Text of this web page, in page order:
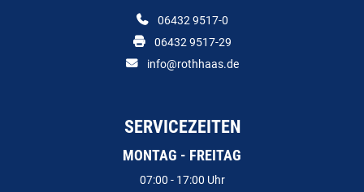
06432 9517-0
06432 9517-29
info@rothhaas.de
SERVICEZEITEN
MONTAG - FREITAG
07:00 - 17:00 Uhr